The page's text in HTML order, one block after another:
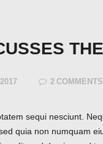
2 COMMENTS
sequi nesciunt.
quia non numquam